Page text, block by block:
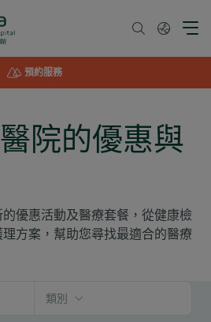
預約服務
院的優惠與
優惠活動及醫療套餐，從健康檢
方案，幫助您尋找最適合的醫療
類別